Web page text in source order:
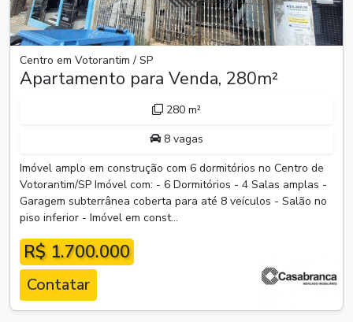
Centro em Votorantim / SP
Apartamento para Venda, 280m²
280 m²
8 vagas
Imóvel amplo em construção com 6 dormitórios no Centro de
Votorantim/SP Imóvel com: - 6 Dormitórios - 4 Salas amplas -
Garagem subterrânea coberta para até 8 veículos - Salão no
piso inferior - Imóvel em const...
R$ 1.700.000
Contatar